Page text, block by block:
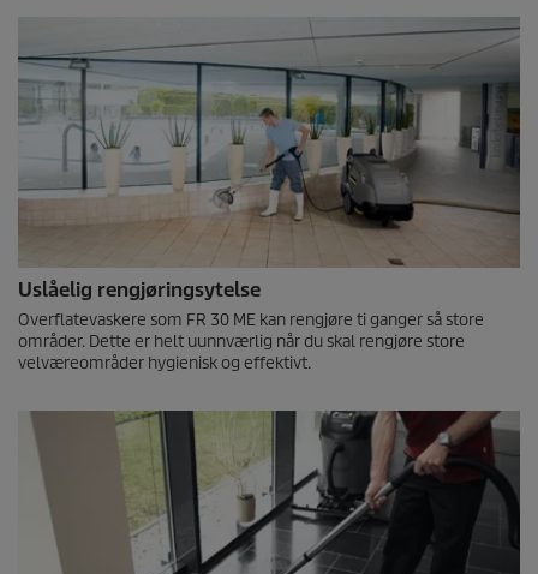
Uslåelig rengjøringsytelse
Overflatevaskere som FR 30 ME kan rengjøre ti ganger så store
områder. Dette er helt uunnværlig når du skal rengjøre store
velværeområder hygienisk og effektivt.